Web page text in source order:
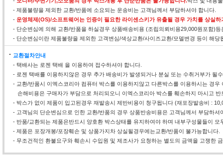
- 제품불량을 제외한 교환/반품에 소요되는 운송비는 고객님께서 부담하셔야 합니다.
- 운영체제(OS)/소프트웨어는 인증이 필요한 라이센스키가 유출될 경우 가치를 상실
- 단순변심에 의해 교환/반품을 하실경우 상품배송비용 (조립의뢰비용29,000원포함)
- 단순변심이란 제품불량을 제외한 고객변심/색상교환/사이즈교환/모델변경 등이 해당
교환절차안내
- 택배사는 로젠 택배 을 이용하여 접수하셔야 합니다.
- 로젠 택배를 이용하지않은 경우 추가 배송비가 발생되거나 분실 또는 수취거부가 될
- 교환/반품시 이엑스코리아 컴퓨터 박스를 이용하지않고 다른박스를 이용하시는 경
손해비용은 구매자가 부담으로 처리되오니 이엑스코리아 박스를 훼손하지 마시고
- 박스가 없이 제품이 입고된경우 재발송시 제반비용이 청구됩니다 (재포장발송비 :
- 고객님의 단순변심으로 인한 교환/반품의 경우 상품반송비용은 고객님께서 부담하
- 반품/교환되는 제품은반드시 양호환 박스상태를 유지하여야 하며 내부구성물들이 모
- 제품은 포장개봉/포장훼손 및 상품가지차 상실될경우에는교환/반품이 불가능합니다.
- 무조건적인 환불요구와 훼손시 수입원 및 제조사가 요청하는 별도의 금액을 고쟁한